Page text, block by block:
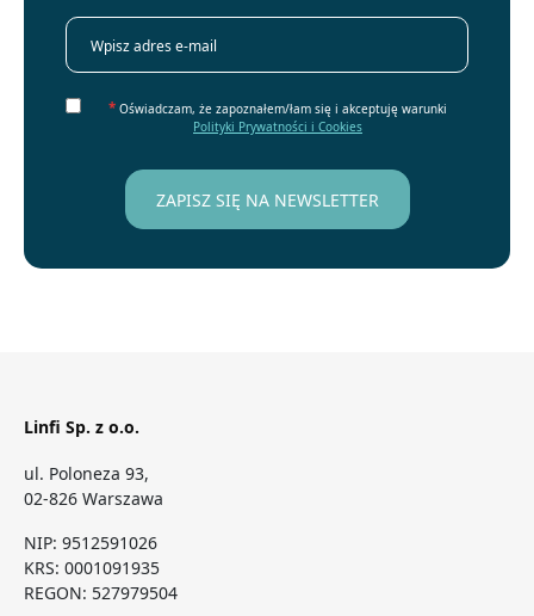
* Oświadczam, że zapoznałem/łam się i akceptuję warunki
Polityki Prywatności i Cookies
Linfi Sp. z o.o.
ul. Poloneza 93,
02-826 Warszawa
NIP: 9512591026
KRS: 0001091935
REGON: 527979504